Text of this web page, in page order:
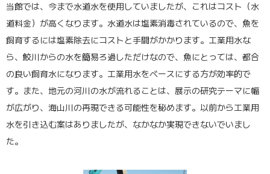
当館では、今まで水道水を使用していましたが、これはコスト（水
道料金）が高くなります。水道水は塩素消毒されているので、魚を
飼育するには塩素除去にコストと手間がかかります。工業用水な
ら、鮫川からの水を簡易ろ過しただけなので、魚にとっては、都合
の良い飼育水になります。工業用水をベースにする方が効率的で
す。また、地元の河川の水が流れることは、展示の研究テーマに幅
が広がり、海山川の再現できる可能性を秘めます。以前から工業用
水を引き込む案はありましたが、なかなか実現できないでいまし
た。